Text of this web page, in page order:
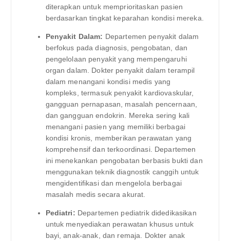
diterapkan untuk memprioritaskan pasien
berdasarkan tingkat keparahan kondisi mereka.
Penyakit Dalam: Departemen penyakit dalam
berfokus pada diagnosis, pengobatan, dan
pengelolaan penyakit yang mempengaruhi
organ dalam. Dokter penyakit dalam terampil
dalam menangani kondisi medis yang
kompleks, termasuk penyakit kardiovaskular,
gangguan pernapasan, masalah pencernaan,
dan gangguan endokrin. Mereka sering kali
menangani pasien yang memiliki berbagai
kondisi kronis, memberikan perawatan yang
komprehensif dan terkoordinasi. Departemen
ini menekankan pengobatan berbasis bukti dan
menggunakan teknik diagnostik canggih untuk
mengidentifikasi dan mengelola berbagai
masalah medis secara akurat.
Pediatri: Departemen pediatrik didedikasikan
untuk menyediakan perawatan khusus untuk
bayi, anak-anak, dan remaja. Dokter anak